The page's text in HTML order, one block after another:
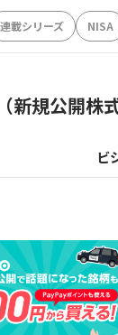
連載シリーズ NISA
新規公開株式
ビ